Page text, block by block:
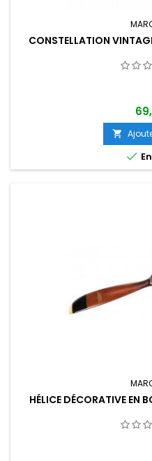
CONSTELLATION


HÉLICE DÉCORATIVE EN